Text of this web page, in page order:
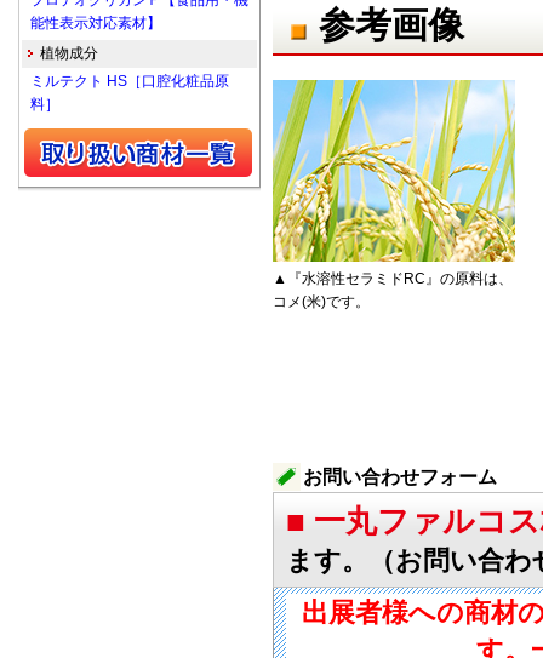
参考画像
▲『水溶性セラミドRC』の原料は、
コメ(米)です。
お問い合わせフォーム
■ 一丸ファルコ
ます。（お問い合わ
出展者様への商材
す。
能性表示対応素材】
植物成分
ミルテクト HS［口腔化粧品原
料］